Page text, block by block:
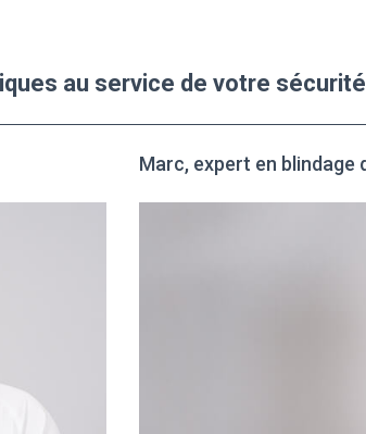
au service de votre sécurité
Marc, expert en blindage